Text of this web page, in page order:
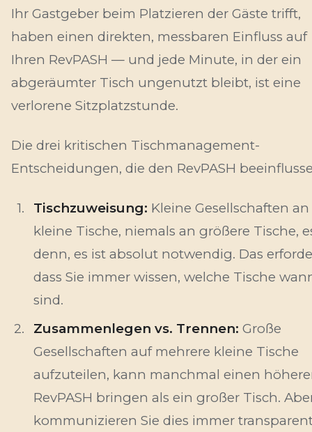
Ihr Gastgeber beim Platzieren der Gäste trifft,
haben einen direkten, messbaren Einfluss auf
Ihren RevPASH — und jede Minute, in der ein
abgeräumter Tisch ungenutzt bleibt, ist eine
verlorene Sitzplatzstunde.
Die drei kritischen Tischmanagement-
Entscheidungen, die den RevPASH
Tischzuweisung: Kleine Gesellschaften an
kleine Tische, niemals an größere Tische,
denn, es ist absolut notwendig. Das
dass Sie immer wissen, welche Tische
sind.
Zusammenlegen vs. Trennen: Große
Gesellschaften auf mehrere kleine Tische
aufzuteilen, kann manchmal einen
RevPASH bringen als ein großer Tisch.
kommunizieren Sie dies immer